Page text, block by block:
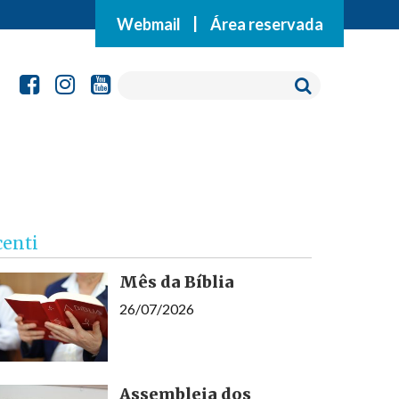
Webmail Área reservada
Mês da Bíblia
26/07/2026
Assembleia dos